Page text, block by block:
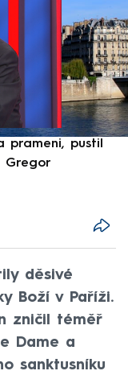
prameni, pustil
Gregor
děsivé
Boží v Paříži.
zničil téměř
Dame a
sanktusníku